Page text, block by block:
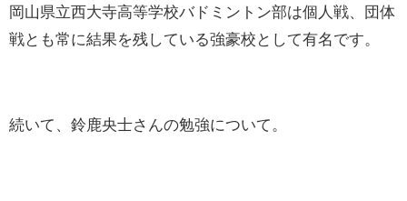
岡山県立西大寺高等学校バドミントン部は個人戦、団体
戦とも常に結果を残している強豪校として有名です。
続いて、鈴鹿央士さんの勉強について。